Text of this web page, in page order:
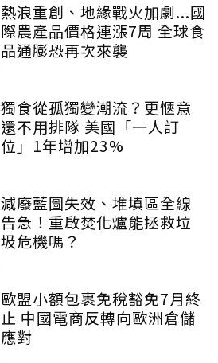
熱浪重創、地緣戰火加劇...國
際農產品價格連漲7周 全球食
品通膨恐再次來襲
獨食從孤獨變潮流？更愜意
還不用排隊 美國「一人訂
位」1年增加23%
減廢藍圖失效、堆填區全線
告急！重啟焚化爐能拯救垃
圾危機嗎？
歐盟小額包裹免稅豁免7月終
止 中國電商反轉向歐洲倉儲
應對